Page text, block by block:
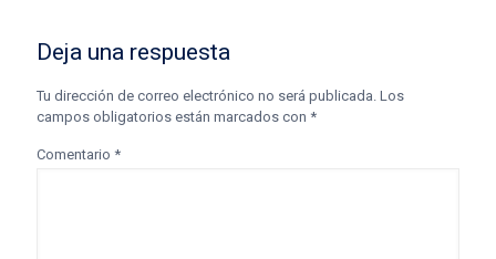
Deja una respuesta
Tu dirección de correo electrónico no será publicada. Los
campos obligatorios están marcados con *
Comentario *